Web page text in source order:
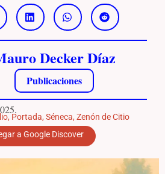
Decker Díaz
Publicaciones
, Portada, Séneca, Zenón de Citio
a Google Discover